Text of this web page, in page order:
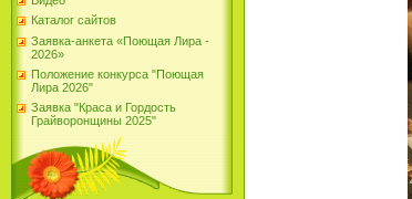
Каталог сайтов
Заявка-анкета «Поющая Лира -
2026»
Положение конкурса "Поющая
Лира 2026"
Заявка "Краса и Гордость
Грайворонщины 2025"